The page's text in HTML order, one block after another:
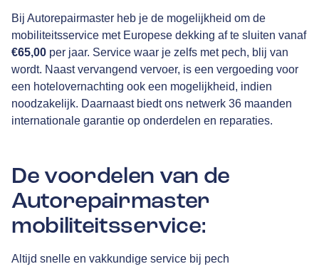
Bij Autorepairmaster heb je de mogelijkheid om de
mobiliteitsservice met Europese dekking af te sluiten vanaf
€65,00 per jaar. Service waar je zelfs met pech, blij van
wordt. Naast vervangend vervoer, is een vergoeding voor
een hotelovernachting ook een mogelijkheid, indien
noodzakelijk. Daarnaast biedt ons netwerk 36 maanden
internationale garantie op onderdelen en reparaties.
De voordelen van de
Autorepairmaster
mobiliteitsservice:
Altijd snelle en vakkundige service bij pech